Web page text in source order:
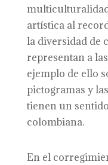
artística al
la diversidad de
representan a
ejemplo de ello
pictogramas y
tienen un
colombiana.
En el